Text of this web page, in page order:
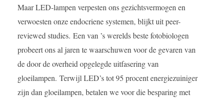
Maar LED-lampen verpesten ons gezichtsvermogen en
verwoesten onze endocriene systemen, blijkt uit peer-
reviewed studies. Een van ’s werelds beste fotobiologen
probeert ons al jaren te waarschuwen voor de gevaren van
de door de overheid opgelegde uitfasering van
gloeilampen. Terwijl LED’s tot 95 procent energiezuiniger
zijn dan gloeilampen, betalen we voor die besparing met